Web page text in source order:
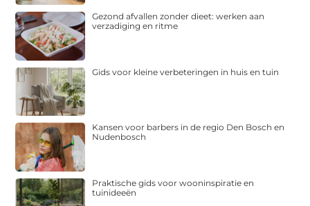
Gezond afvallen zonder dieet: werken aan
verzadiging en ritme
Gids voor kleine verbeteringen in huis en tuin
Kansen voor barbers in de regio Den Bosch en
Nudenbosch
Praktische gids voor wooninspiratie en
tuinideeën